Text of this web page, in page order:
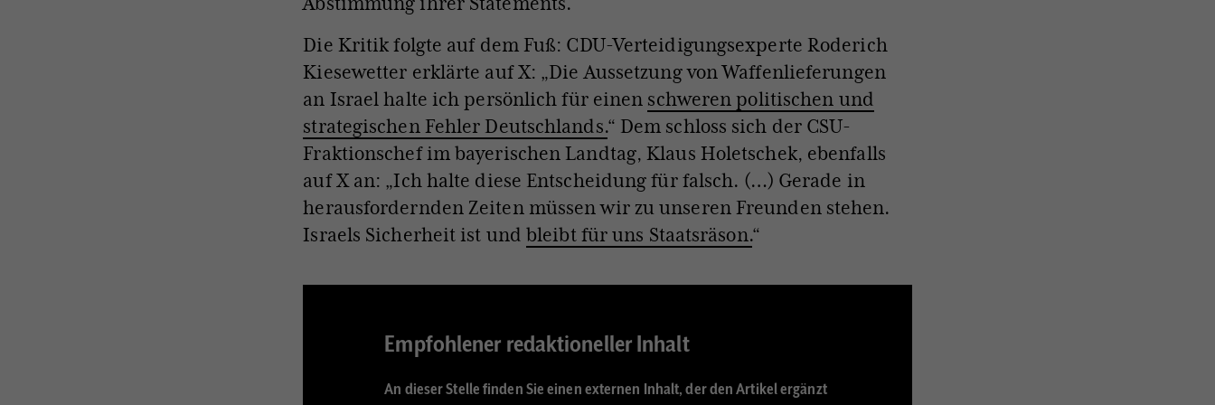
Die Kritik folgte auf dem Fuß: CDU-Verteidigungsexperte Roderich
Kiesewetter erklärte auf X: „Die Aussetzung von Waffenlieferungen
an Israel halte ich persönlich für einen schweren politischen und
strategischen Fehler Deutschlands.“ Dem schloss sich der CSU-
Fraktionschef im bayerischen Landtag, Klaus Holetschek, ebenfalls
auf X an: „Ich halte diese Entscheidung für falsch. (…) Gerade in
herausfordernden Zeiten müssen wir zu unseren Freunden stehen.
Israels Sicherheit ist undbleibt für uns Staatsräson.“
Empfohlener redaktioneller Inhalt
An dieser Stelle finden Sie einen externen Inhalt, der den Artikel ergänzt